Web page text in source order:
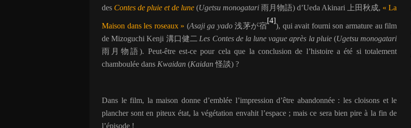
des Contes de pluie et de lune (Ugetsu monogatari 雨月物語) d’Ueda Akinari 上田秋成, « La
Maison dans les roseaux » (Asaji ga yado 浅茅が宿
[4]
), qui avait fourni son armature au film
de Mizoguchi Kenji 溝口健二 Les Contes de la lune vague après la pluie(Ugetsu monogatari
雨月物語). Peut-être est-ce pour cela que la conclusion de l’histoire a été si totalement
chamboulée dans Kwaidan (Kaidan 怪談) ?
Dans le film, la maison donne d’emblée l’impression d’être abandonnée : les cloisons et le
plancher sont en piteux état, la végétation envahit l’espace ; mais ce sera bien pire à la fin de
l’épisode !